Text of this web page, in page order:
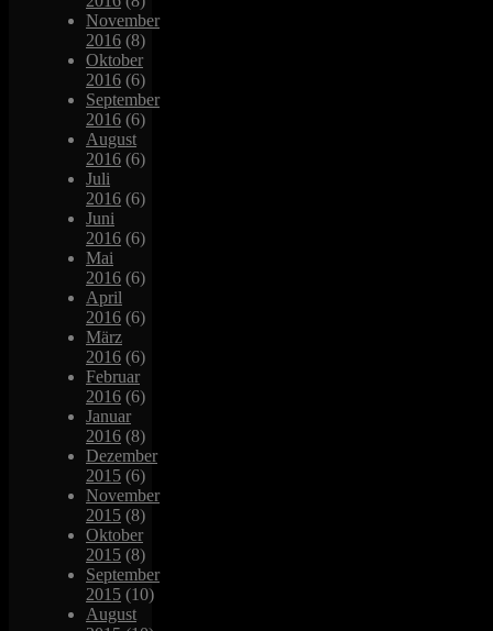
November
2016 (8)
Oktober
2016 (6)
September
2016 (6)
August
2016 (6)
Juli
2016 (6)
Juni
2016 (6)
Mai
2016 (6)
April
2016 (6)
März
2016 (6)
Februar
2016 (6)
Januar
2016 (8)
Dezember
2015 (6)
November
2015 (8)
Oktober
2015 (8)
September
2015 (10)
August